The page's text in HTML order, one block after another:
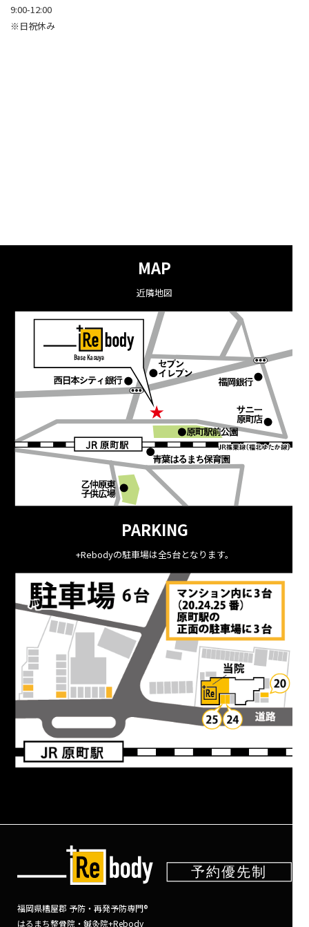
9:00-12:00
※日祝休み
MAP
近隣地図
PARKING
+Rebodyの駐車場は全5台となります。
福岡県糟屋郡 予防・再発予防専門®
はるまち整骨院・鍼灸院+Rebody